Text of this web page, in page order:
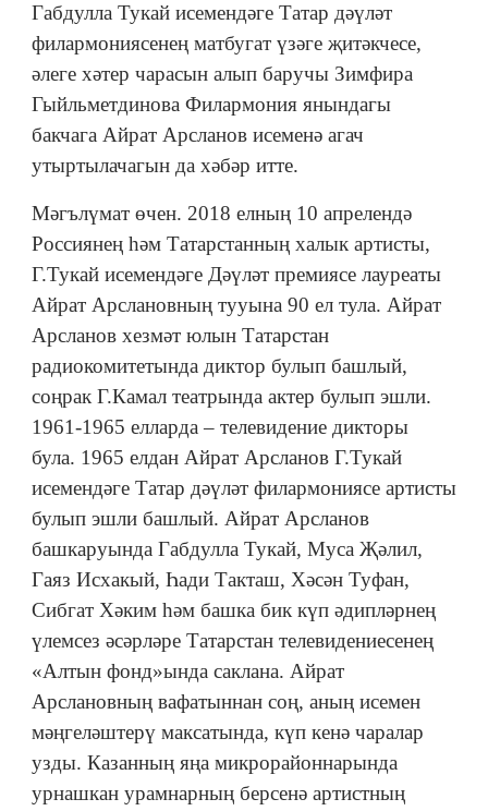
Габдулла Тукай исемендәге Татар дәүләт
филармониясенең матбугат үзәге җитәкчесе,
әлеге хәтер чарасын алып баручы Зимфира
Гыйльметдинова Филармония янындагы
бакчага Айрат Арсланов исеменә агач
утыртылачагын да хәбәр итте.
Мәгълүмат өчен. 2018 елның 10 апрелендә
Россиянең һәм Татарстанның халык артисты,
Г.Тукай исемендәге Дәүләт премиясе лауреаты
Айрат Арслановның тууына 90 ел тула. Айрат
Арсланов хезмәт юлын Татарстан
радиокомитетында диктор булып башлый,
соңрак Г.Камал театрында актер булып эшли.
1961-1965 елларда – телевидение дикторы
була. 1965 елдан Айрат Арсланов Г.Тукай
исемендәге Татар дәүләт филармониясе артисты
булып эшли башлый. Айрат Арсланов
башкаруында Габдулла Тукай, Муса Җәлил,
Гаяз Исхакый, Һади Такташ, Хәсән Туфан,
Сибгат Хәким һәм башка бик күп әдипләрнең
үлемсез әсәрләре Татарстан телевидениесенең
«Алтын фонд»ында саклана. Айрат
Арслановның вафатыннан соң, аның исемен
мәңгеләштерү максатында, күп кенә чаралар
узды. Казанның яңа микрорайоннарында
урнашкан урамнарның берсенә артистның